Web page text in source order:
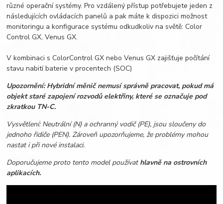
různé operační systémy. Pro vzdálený přístup potřebujete jeden z
následujících ovládacích panelů a pak máte k dispozici možnost
monitoringu a konfigurace systému odkudkoliv na světě: Color
Control GX, Venus GX.
V kombinaci s ColorControl GX nebo Venus GX zajišťuje počítání
stavu nabití baterie v procentech (SOC)
Upozornění: Hybridní měnič nemusí správně pracovat, pokud má
objekt staré zapojení rozvodů elektřiny, které se označuje pod
zkratkou TN-C.
Vysvětlení: Neutrální (N) a ochranný vodič (PE), jsou sloučeny do
jednoho řidiče (PEN). Zároveň upozorňujeme, že problémy mohou
nastat i při nové instalaci.
Doporučujeme proto tento model používathlavně na ostrovních
aplikacích.